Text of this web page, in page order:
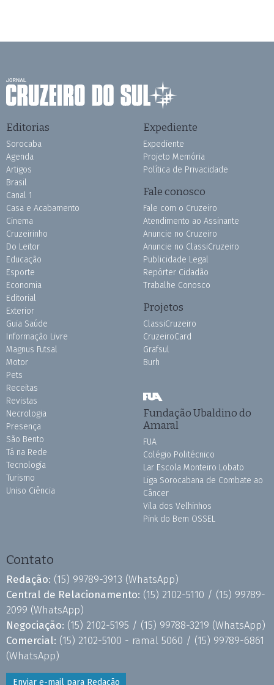
Editorias
Sorocaba
Agenda
Artigos
Brasil
Canal 1
Casa e Acabamento
Cinema
Cruzeirinho
Do Leitor
Educação
Esporte
Economia
Editorial
Exterior
Guia Saúde
Informação Livre
Magnus Futsal
Motor
Pets
Receitas
Revistas
Necrologia
Presença
São Bento
Tá na Rede
Tecnologia
Turismo
Uniso Ciência
Expediente
Expediente
Projeto Memória
Política de Privacidade
Fale conosco
Fale com o Cruzeiro
Atendimento ao Assinante
Anuncie no Cruzeiro
Anuncie no ClassiCruzeiro
Publicidade Legal
Repórter Cidadão
Trabalhe Conosco
Projetos
ClassiCruzeiro
CruzeiroCard
Grafsul
Burh
Fundação Ubaldino do
Amaral
FUA
Colégio Politécnico
Lar Escola Monteiro Lobato
Liga Sorocabana de Combate ao
Câncer
Vila dos Velhinhos
Pink do Bem OSSEL
Contato
Redação: (15) 99789-3913 (WhatsApp)
Central de Relacionamento: (15) 2102-5110 / (15) 99789-
2099 (WhatsApp)
Negociação: (15) 2102-5195 / (15) 99788-3219 (WhatsApp)
Comercial: (15) 2102-5100 - ramal 5060 / (15) 99789-6861
(WhatsApp)
Enviar e-mail para Redação